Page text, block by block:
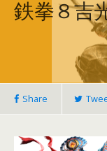
鉄拳８吉
Share